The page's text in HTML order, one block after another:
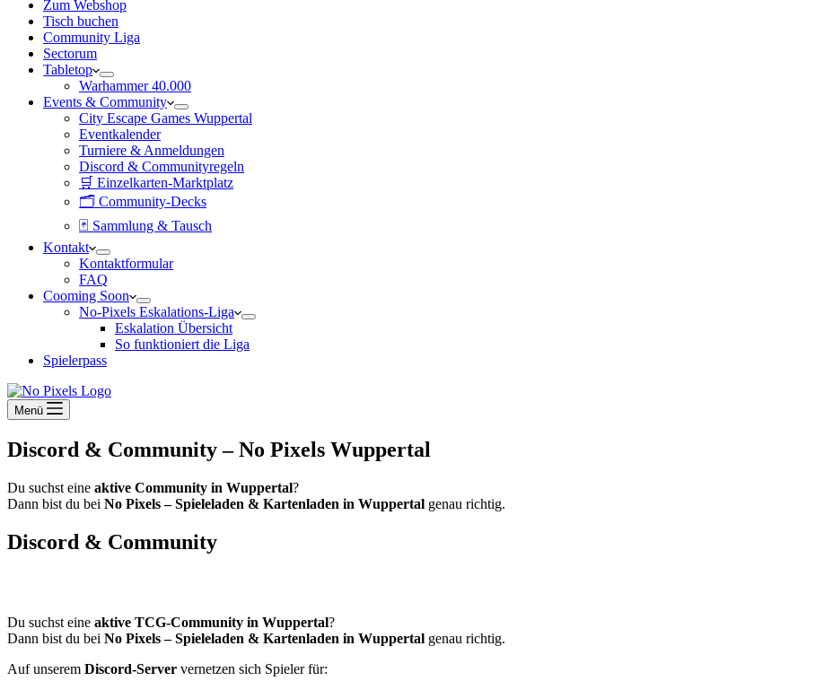
Zum Webshop
Tisch buchen
Community Liga
Sectorum
Tabletop
Warhammer 40.000
Events & Community
City Escape Games Wuppertal
Eventkalender
Turniere & Anmeldungen
Discord & Communityregeln
🛒 Einzelkarten-Marktplatz
🗂 Community-Decks
🃏 Sammlung & Tausch
Kontakt
Kontaktformular
FAQ
Cooming Soon
No-Pixels Eskalations-Liga
Eskalation Übersicht
So funktioniert die Liga
Spielerpass
Menü
Discord & Community – No Pixels Wuppertal
Du suchst eine aktive Community in Wuppertal?
Dann bist du bei No Pixels – Spieleladen & Kartenladen in Wuppertal genau richtig.
Discord & Community
Du suchst eine aktive TCG-Community in Wuppertal?
Dann bist du bei No Pixels – Spieleladen & Kartenladen in Wuppertal genau richtig.
Auf unserem Discord-Server vernetzen sich Spieler für: